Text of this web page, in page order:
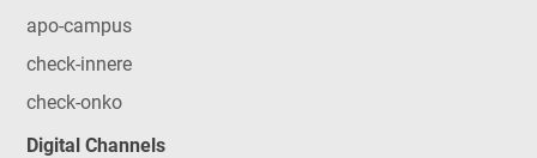
apo-campus
check-innere
check-onko
Digital Channels